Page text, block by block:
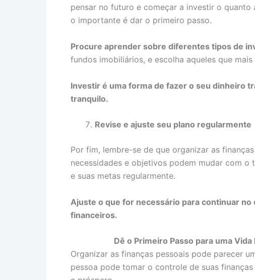
pensar no futuro e começar a investir o
o importante é dar o primeiro passo.
Procure aprender sobre diferentes tipos de
fundos imobiliários, e escolha aqueles que
Investir é uma forma de fazer o seu dinheiro
tranquilo.
Revise e ajuste seu plano regularmente
Por fim, lembre-se de que organizar as
necessidades e objetivos podem mudar com
e suas metas regularmente.
Ajuste o que for necessário para continuar
financeiros.
Dê o Primeiro Passo para uma
Organizar as finanças pessoais pode parecer
pessoa pode tomar o controle de suas